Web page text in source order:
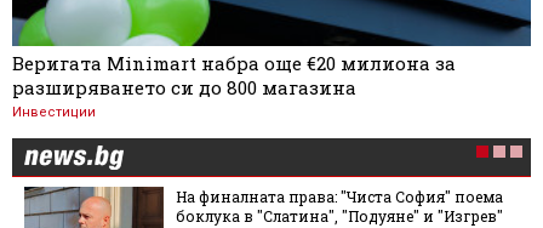
Веригата Minimart набра още €20 милиона за
разширяването си до 800 магазина
Инвестиции
На финалната права: "Чиста София" поема
боклука в "Слатина", "Подуяне" и "Изгрев"